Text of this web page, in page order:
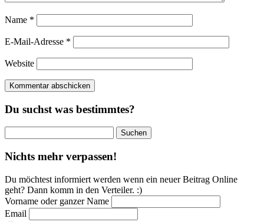
Name *
E-Mail-Adresse *
Website
Du suchst was bestimmtes?
nach:
Nichts mehr verpassen!
Du möchtest informiert werden wenn ein neuer Beitrag Online
geht? Dann komm in den Verteiler. :)
Vorname oder ganzer Name
Email